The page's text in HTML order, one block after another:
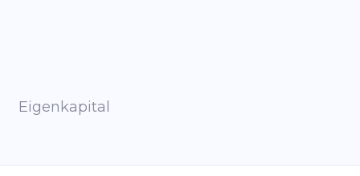
Eigenkapital